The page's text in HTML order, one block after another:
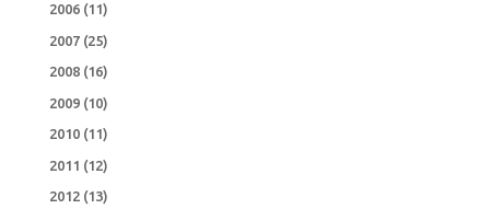
2006(11)
2007(25)
2008(16)
2009(10)
2010(11)
2011 (12)
2012(13)